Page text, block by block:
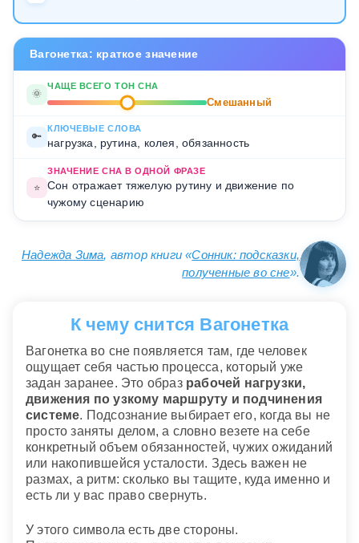
Вагонетка: краткое значение
🌞
ЧАЩЕ ВСЕГО ТОН СНА
Смешанный
🔑
КЛЮЧЕВЫЕ СЛОВА
нагрузка, рутина, колея, обязанность
⭐
ЗНАЧЕНИЕ СНА В ОДНОЙ ФРАЗЕ
Сон отражает тяжелую рутину и движение по
чужому сценарию
Надежда Зима, автор книги «Сонник: подсказки,
полученные во сне».
К чему снится Вагонетка
Вагонетка во сне появляется там, где человек
ощущает себя частью процесса, который уже
задан заранее. Это образ рабочей нагрузки,
движения по узкому маршруту и подчинения
системе. Подсознание выбирает его, когда вы не
просто заняты делом, а словно везете на себе
конкретный объем обязанностей, чужих ожиданий
или накопившейся усталости. Здесь важен не
размах, а ритм: сколько вы тащите, куда именно и
есть ли у вас право свернуть.
У этого символа есть две стороны.